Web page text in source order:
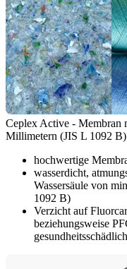
Ceplex Active - Membran
Millimetern (JIS L 1092 B)
hochwertige
wasserdicht,
Wassersäule von
1092 B)
Verzicht auf
beziehungsweise